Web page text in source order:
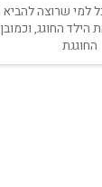
למי שרוצה
החוגג,
החוגגת